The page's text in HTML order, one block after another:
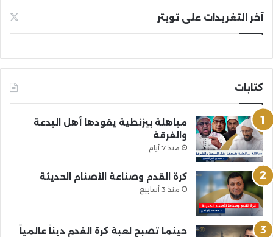
آخر التغريدات على تويتر
كتابات
مباهلة بيزنطية يقودها أهل البدعة
والفرقة
منذ 7 أيام
كرة القدم وصناعة الأصنام الحديثة
منذ 3 أسابيع
حينما تصبح لعبة كرة القدم ديناً عالمياً